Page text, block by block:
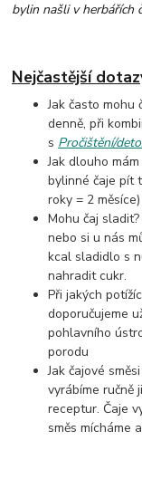
bylin našli v herbářích
Nejčastější
Jak často
denně, při
s Pročištění/
Jak dlouho
bylinné čaje pít
roky = 2 měsíce)
Mohu čaj
nebo si u nás
kcal sladidlo s
nahradit cukr.
Při jakých
doporučujeme
pohlavního
porodu
Jak čajové
vyrábíme ručně
receptur. Čaje
směs mícháme